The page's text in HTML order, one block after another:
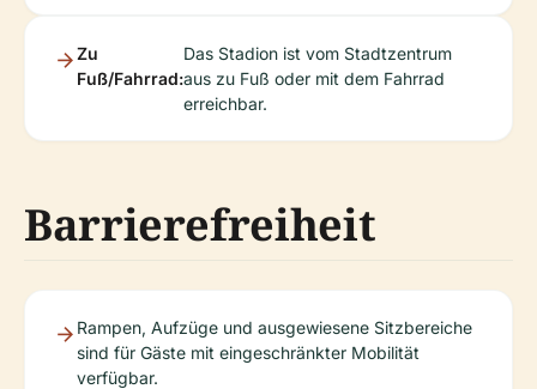
Zu
Fuß/Fahrrad:
Das Stadion ist vom Stadtzentrum
aus zu Fuß oder mit dem Fahrrad
erreichbar.
Barrierefreiheit
Rampen, Aufzüge und ausgewiesene Sitzbereiche
sind für Gäste mit eingeschränkter Mobilität
verfügbar.